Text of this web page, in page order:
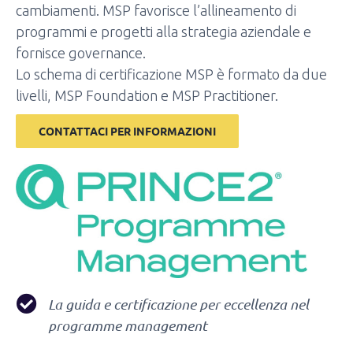
cambiamenti. MSP favorisce l’allineamento di
programmi e progetti alla strategia aziendale e
fornisce governance.
Lo schema di certificazione MSP è formato da due
livelli, MSP Foundation e MSP Practitioner.
CONTATTACI PER INFORMAZIONI
La guida e certificazione per eccellenza nel
programme management